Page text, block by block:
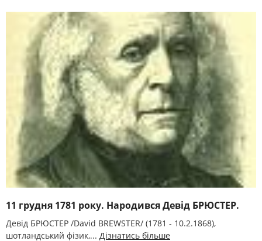
11 грудня 1781 року. Народився Девід БРЮСТЕР.
Девід БРЮСТЕР /David BREWSTER/ (1781 - 10.2.1868),
шотландський фізик,... Дізнатись більше